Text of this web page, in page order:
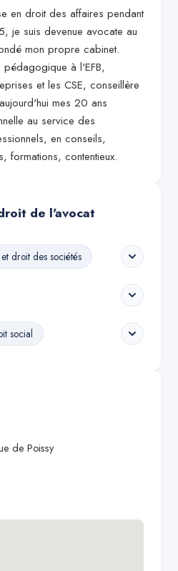
en droit des affaires pendant
je suis devenue avocate au
mon propre cabinet.
pédagogique à l'EFB,
et les CSE, conseillère
mes 20 ans
au service des
en conseils,
formations, contentieux.
de l'avocat
droit des sociétés
social
de Poissy